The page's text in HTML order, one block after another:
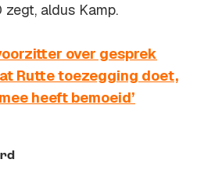
aldus Kamp.
over gesprek
Rutte toezegging doet,
heeft bemoeid’